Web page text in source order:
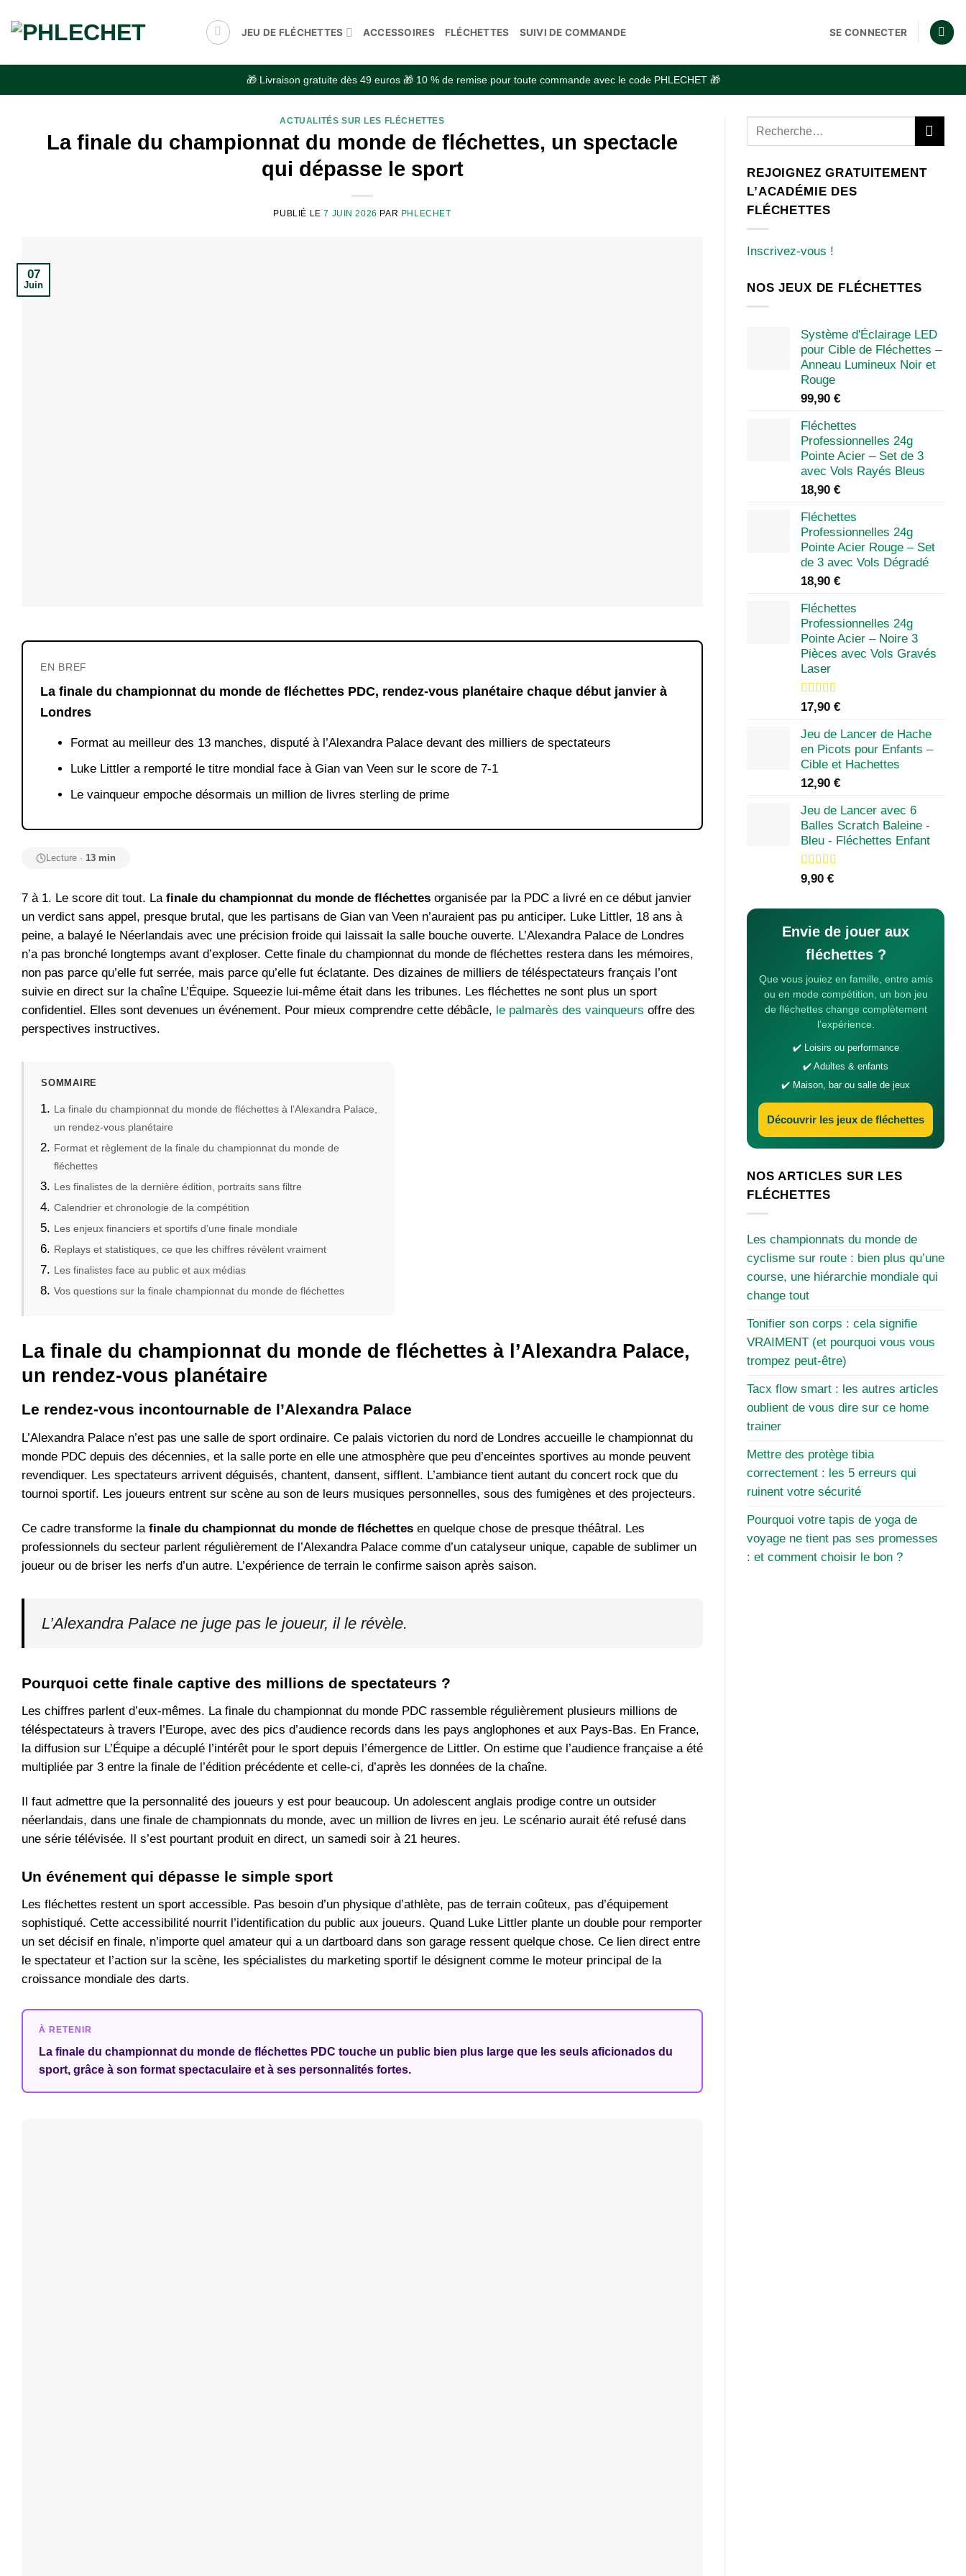
au
JEU DE FLÉCHETTES ACCESSOIRES FLÉCHETTES SUIVI DE COMMANDE SE CONNECTER
🎁 Livraison gratuite dès 49 euros 🎁 10 % de remise pour toute commande avec le code PHLECHET 🎁
ACTUALITÉS SUR LES FLÉCHETTES
La finale du championnat du monde de fléchettes, un spectacle
qui dépasse le sport
PUBLIÉ LE7 JUIN 2026 PAR PHLECHET
07
Juin
EN BREF
La finale du championnat du monde de fléchettes PDC, rendez-vous planétaire chaque début janvier à
Londres
Format au meilleur des 13 manches, disputé à l’Alexandra Palace devant des milliers de spectateurs
Luke Littler a remporté le titre mondial face à Gian van Veen sur le score de 7-1
Le vainqueur empoche désormais un million de livres sterling de prime
Lecture · 13 min
7 à 1. Le score dit tout. La finale du championnat du monde de fléchettes organisée par la PDC a livré en ce début janvier
un verdict sans appel, presque brutal, que les partisans de Gian van Veen n’auraient pas pu anticiper. Luke Littler, 18 ans à
peine, a balayé le Néerlandais avec une précision froide qui laissait la salle bouche ouverte. L’Alexandra Palace de Londres
n’a pas bronché longtemps avant d’exploser. Cette finale du championnat du monde de fléchettes restera dans les mémoires,
non pas parce qu’elle fut serrée, mais parce qu’elle fut éclatante. Des dizaines de milliers de téléspectateurs français l’ont
suivie en direct sur la chaîne L’Équipe. Squeezie lui-même était dans les tribunes. Les fléchettes ne sont plus un sport
confidentiel. Elles sont devenues un événement. Pour mieux comprendre cette débâcle, le palmarès des vainqueurs offre des
perspectives instructives.
SOMMAIRE
La finale du championnat du monde de fléchettes à l’Alexandra Palace,
un rendez-vous planétaire
Format et règlement de la finale du championnat du monde de
fléchettes
Les finalistes de la dernière édition, portraits sans filtre
Calendrier et chronologie de la compétition
Les enjeux financiers et sportifs d’une finale mondiale
Replays et statistiques, ce que les chiffres révèlent vraiment
Les finalistes face au public et aux médias
Vos questions sur la finale championnat du monde de fléchettes
La finale du championnat du monde de fléchettes à l’Alexandra Palace,
un rendez-vous planétaire
Le rendez-vous incontournable de l’Alexandra Palace
L’Alexandra Palace n’est pas une salle de sport ordinaire. Ce palais victorien du nord de Londres accueille le championnat du
monde PDC depuis des décennies, et la salle porte en elle une atmosphère que peu d’enceintes sportives au monde peuvent
revendiquer. Les spectateurs arrivent déguisés, chantent, dansent, sifflent. L’ambiance tient autant du concert rock que du
tournoi sportif. Les joueurs entrent sur scène au son de leurs musiques personnelles, sous des fumigènes et des projecteurs.
Ce cadre transforme la finale du championnat du monde de fléchettes en quelque chose de presque théâtral. Les
professionnels du secteur parlent régulièrement de l’Alexandra Palace comme d’un catalyseur unique, capable de sublimer un
joueur ou de briser les nerfs d’un autre. L’expérience de terrain le confirme saison après saison.
L’Alexandra Palace ne juge pas le joueur, il le révèle.
Pourquoi cette finale captive des millions de spectateurs ?
Les chiffres parlent d’eux-mêmes. La finale du championnat du monde PDC rassemble régulièrement plusieurs millions de
téléspectateurs à travers l’Europe, avec des pics d’audience records dans les pays anglophones et aux Pays-Bas. En France,
la diffusion sur L’Équipe a décuplé l’intérêt pour le sport depuis l’émergence de Littler. On estime que l’audience française a été
multipliée par 3 entre la finale de l’édition précédente et celle-ci, d’après les données de la chaîne.
Il faut admettre que la personnalité des joueurs y est pour beaucoup. Un adolescent anglais prodige contre un outsider
néerlandais, dans une finale de championnats du monde, avec un million de livres en jeu. Le scénario aurait été refusé dans
une série télévisée. Il s’est pourtant produit en direct, un samedi soir à 21 heures.
Un événement qui dépasse le simple sport
Les fléchettes restent un sport accessible. Pas besoin d’un physique d’athlète, pas de terrain coûteux, pas d’équipement
sophistiqué. Cette accessibilité nourrit l’identification du public aux joueurs. Quand Luke Littler plante un double pour remporter
un set décisif en finale, n’importe quel amateur qui a un dartboard dans son garage ressent quelque chose. Ce lien direct entre
le spectateur et l’action sur la scène, les spécialistes du marketing sportif le désignent comme le moteur principal de la
croissance mondiale des darts.
À RETENIR
La finale du championnat du monde de fléchettes PDC touche un public bien plus large que les seuls aficionados du
sport, grâce à son format spectaculaire et à ses personnalités fortes.
REJOIGNEZ GRATUITEMENT
L’ACADÉMIE DES
FLÉCHETTES
Inscrivez-vous !
NOS JEUX DE FLÉCHETTES
Système d'Éclairage LED
pour Cible de Fléchettes –
Anneau Lumineux Noir et
Rouge
99,90 €
Fléchettes
Professionnelles 24g
Pointe Acier – Set de 3
avec Vols Rayés Bleus
18,90 €
Fléchettes
Professionnelles 24g
Pointe Acier Rouge – Set
de 3 avec Vols Dégradé
18,90 €
Fléchettes
Professionnelles 24g
Pointe Acier – Noire 3
Pièces avec Vols Gravés
Laser
Note5.00
sur 5
17,90 €
Jeu de Lancer de Hache
en Picots pour Enfants –
Cible et Hachettes
12,90 €
Jeu de Lancer avec 6
Balles Scratch Baleine -
Bleu - Fléchettes Enfant
Note 4.00
sur 5
9,90 €
Envie de jouer aux
fléchettes ?
Que vous jouiez en famille, entre amis
ou en mode compétition, un bon jeu
de fléchettes change complètement
l’expérience.
✔️ Loisirs ou performance
✔️ Adultes & enfants
✔️ Maison, bar ou salle de jeux
Découvrir les jeux de fléchettes
NOS ARTICLES SUR LES
FLÉCHETTES
Les championnats du monde de
cyclisme sur route : bien plus qu’une
course, une hiérarchie mondiale qui
change tout
Tonifier son corps : cela signifie
VRAIMENT (et pourquoi vous vous
trompez peut-être)
Tacx flow smart : les autres articles
oublient de vous dire sur ce home
trainer
Mettre des protège tibia
correctement : les 5 erreurs qui
ruinent votre sécurité
Pourquoi votre tapis de yoga de
voyage ne tient pas ses promesses
: et comment choisir le bon ?